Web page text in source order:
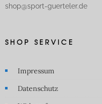
shop@sport-guerteler.de
SHOP SERVICE
Impressum
Datenschutz